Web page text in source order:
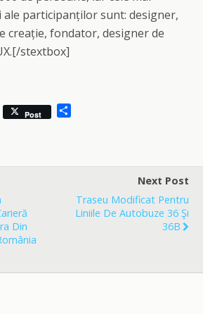
participanților sunt: designer,
creație, fondator, designer de
stextbox]
Post
e
Din
Next Post
Traseu Modificat Pentru
Liniile De Autobuze 36 Şi
36B